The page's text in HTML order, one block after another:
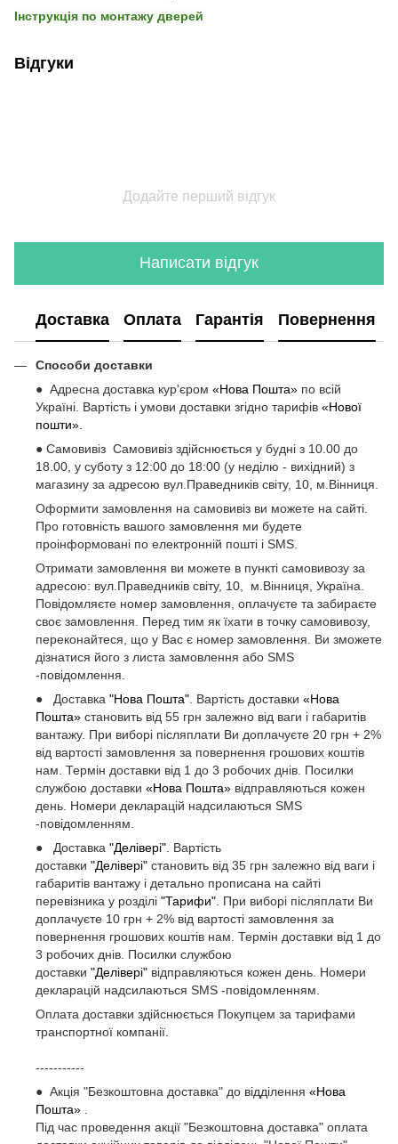
Інструкція по монтажу дверей
Відгуки
Додайте перший відгук
Написати відгук
Доставка Оплата Гарантія Повернення
Способи доставки
● Адресна доставка кур'єром «Нова Пошта» по всій
Україні. Вартість і умови доставки згідно тарифів «Нової
пошти».
● Самовивіз Самовивіз здійснюється у будні з 10.00 до
18.00, у суботу з 12:00 до 18:00 (у неділю - вихідний) з
магазину за адресою вул.Праведників світу, 10, м.Вінниця.
Оформити замовлення на самовивіз ви можете на сайті.
Про готовність вашого замовлення ми будете
проінформовані по електронній пошті і SMS.
Отримати замовлення ви можете в пункті самовивозу за
адресою: вул.Праведників світу, 10, м.Вінниця, Україна.
Повідомляєте номер замовлення, оплачуєте та забираєте
своє замовлення. Перед тим як їхати в точку самовивозу,
переконайтеся, що у Вас є номер замовлення. Ви зможете
дізнатися його з листа замовлення або SMS
-повідомлення.
● Доставка "Нова Пошта" . Вартість доставки «Нова
Пошта» становить від 55 грн залежно від ваги і габаритів
вантажу. При виборі післяплати Ви доплачуєте 20 грн + 2%
від вартості замовлення за повернення грошових коштів
нам. Термін доставки від 1 до 3 робочих днів. Посилки
службою доставки «Нова Пошта» відправляються кожен
день. Номери декларацій надсилаються SMS
-повідомленням.
● Доставка "Делівері" . Вартість
доставки "Делівері" становить від 35 грн залежно від ваги і
габаритів вантажу і детально прописана на сайті
перевізника у розділі "Тарифи" . При виборі післяплати Ви
доплачуєте 10 грн + 2% від вартості замовлення за
повернення грошових коштів нам. Термін доставки від 1 до
3 робочих днів. Посилки службою
доставки "Делівері" відправляються кожен день. Номери
декларацій надсилаються SMS -повідомленням.
Оплата доставки здійснюється Покупцем за тарифами
транспортної компанії.
-----------
● Акція "Безкоштовна доставка" до відділення «Нова
Пошта»
Під час проведення акції "Безкоштовна доставка" оплата